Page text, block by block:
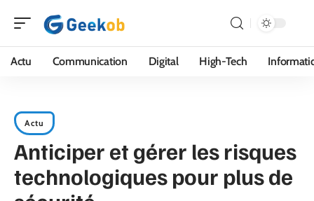
Actu Communication Digital High-Tech
Actu
Anticiper et gérer les risques
technologiques pour plus de